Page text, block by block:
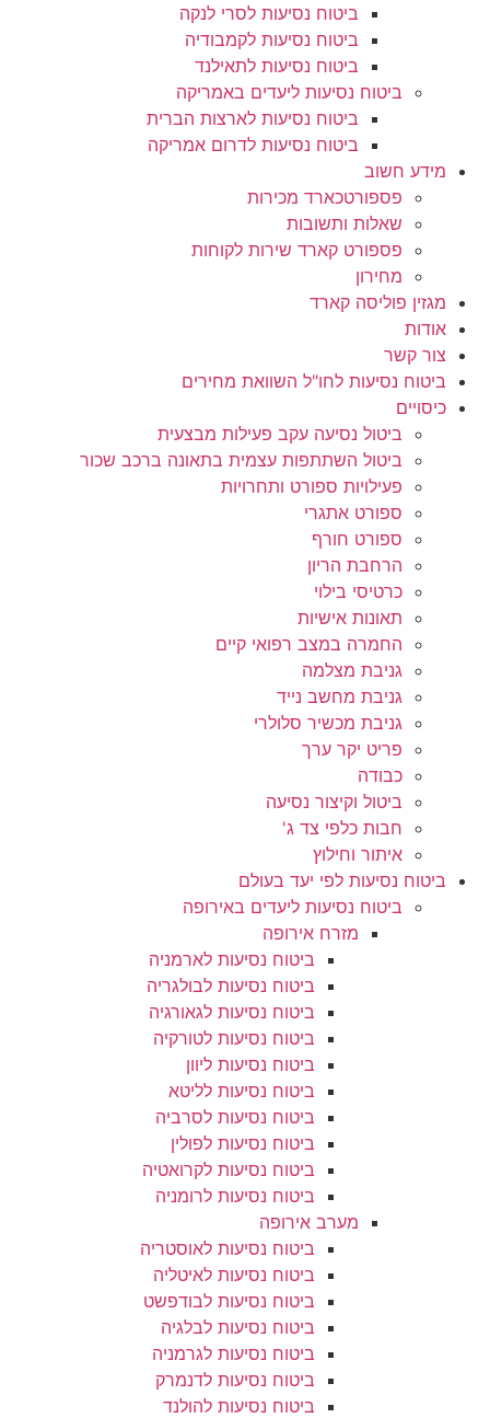
ביטוח נסיעות לסרי לנקה
ביטוח נסיעות לקמבודיה
ביטוח נסיעות לתאילנד
ביטוח נסיעות ליעדים באמריקה
ביטוח נסיעות לארצות הברית
ביטוח נסיעות לדרום אמריקה
מידע חשוב
פספורטכארד מכירות
שאלות ותשובות
פספורט קארד שירות לקוחות
מחירון
מגזין פוליסה קארד
אודות
צור קשר
ביטוח נסיעות לחו"ל השוואת מחירים
כיסויים
ביטול נסיעה עקב פעילות מבצעית
ביטול השתתפות עצמית בתאונה ברכב שכור
פעילויות ספורט ותחרויות
ספורט אתגרי
ספורט חורף
הרחבת הריון
כרטיסי בילוי
תאונות אישיות
החמרה במצב רפואי קיים
גניבת מצלמה
גניבת מחשב נייד
גניבת מכשיר סלולרי
פריט יקר ערך
כבודה
ביטול וקיצור נסיעה
חבות כלפי צד ג'
איתור וחילוץ
ביטוח נסיעות לפי יעד בעולם
ביטוח נסיעות ליעדים באירופה
מזרח אירופה
ביטוח נסיעות לארמניה
ביטוח נסיעות לבולגריה
ביטוח נסיעות לגאורגיה
ביטוח נסיעות לטורקיה
ביטוח נסיעות ליוון
ביטוח נסיעות לליטא
ביטוח נסיעות לסרביה
ביטוח נסיעות לפולין
ביטוח נסיעות לקרואטיה
ביטוח נסיעות לרומניה
מערב אירופה
ביטוח נסיעות לאוסטריה
ביטוח נסיעות לאיטליה
ביטוח נסיעות לבודפשט
ביטוח נסיעות לבלגיה
ביטוח נסיעות לגרמניה
ביטוח נסיעות לדנמרק
ביטוח נסיעות להולנד